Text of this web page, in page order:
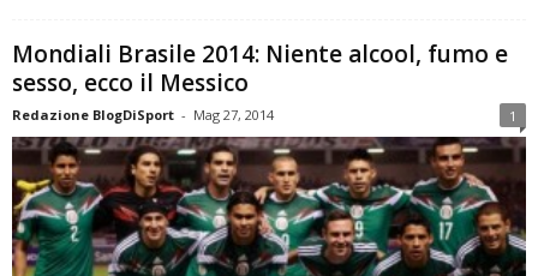
Mondiali Brasile 2014: Niente alcool, fumo e
sesso, ecco il Messico
Redazione BlogDiSport - Mag 27, 2014 1